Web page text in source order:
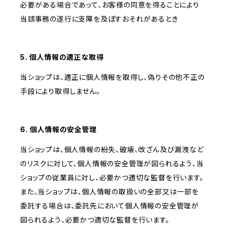
必要がある場合であって、お客様の同意を得ることにより
当該事務の遂行に支障を及ぼすおそれがあるとき
5. 個人情報の適正な取得
当ショップは、適正に個人情報を取得し、偽りその他不正の
手段により取得しません。
6. 個人情報の安全管理
当ショップは、個人情報の紛失、破壊、改ざん及び漏洩など
のリスクに対して、個人情報の安全管理が図られるよう、当
ショップの従業員に対し、必要かつ適切な監督を行います。
また、当ショップは、個人情報の取扱いの全部又は一部を
委託する場合は、委託先において個人情報の安全管理が
図られるよう、必要かつ適切な監督を行います。